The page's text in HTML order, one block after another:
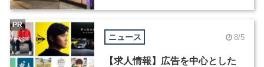
ニュース 8/5
【求人情報】広告を中心とした
PR